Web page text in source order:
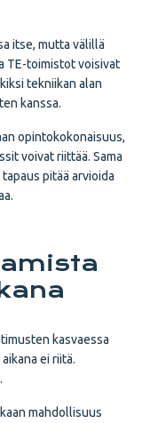
itse, mutta välillä
TE-toimistot voisivat
tekniikan alan
kanssa.
opintokokonaisuus,
voivat riittää. Sama
pitää arvioida
kasvaessa
ei riitä.
mahdollisuus